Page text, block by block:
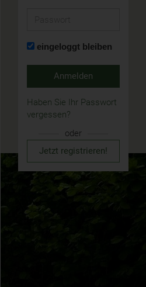
eingeloggt bleiben
Anmelden
Haben Sie Ihr Passwort
vergessen?
oder
Jetzt registrieren!